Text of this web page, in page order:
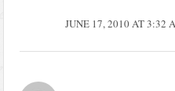
JUNE 17, 2010 AT 3:32